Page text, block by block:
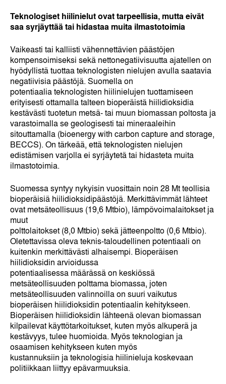
Teknologiset hiilinielut ovat tarpeellisia, mutta eivät
saa syrjäyttää tai hidastaa muita ilmastotoimia
Vaikeasti tai kalliisti vähennettävien päästöjen
kompensoimiseksi sekä nettonegatiivisuutta ajatellen on
hyödyllistä tuottaa teknologisten nielujen avulla saatavia
negatiivisia päästöjä. Suomella on
potentiaalia teknologisten hiilinielujen tuottamiseen
erityisesti ottamalla talteen bioperäistä hiilidioksidia
kestävästi tuotetun metsä- tai muun biomassan poltosta ja
varastoimalla se geologisesti tai mineraaleihin
sitouttamalla (bioenergy with carbon capture and storage,
BECCS). On tärkeää, että teknologisten nielujen
edistämisen varjolla ei syrjäytetä tai hidasteta muita
ilmastotoimia.
Suomessa syntyy nykyisin vuosittain noin 28 Mt teollisia
bioperäisiä hiilidioksidipäästöjä. Merkittävimmät lähteet
ovat metsäteollisuus (19,6 Mtbio), lämpövoimalaitokset ja
muut
polttolaitokset (8,0 Mtbio) sekä jätteenpoltto (0,6 Mtbio).
Oletettavissa oleva teknis-taloudellinen potentiaali on
kuitenkin merkittävästi alhaisempi. Bioperäisen
hiilidioksidin arvioidussa
potentiaalisessa määrässä on keskiössä
metsäteollisuuden polttama biomassa, joten
metsäteollisuuden valinnoilla on suuri vaikutus
bioperäisen hiilidioksidin potentiaalin kehitykseen.
Bioperäisen hiilidioksidin lähteenä olevan biomassan
kilpailevat käyttötarkoitukset, kuten myös alkuperä ja
kestävyys, tulee huomioida. Myös teknologian ja
osaamisen kehitykseen kuten myös
kustannuksiin ja teknologisia hiilinieluja koskevaan
politiikkaan liittyy epävarmuuksia.